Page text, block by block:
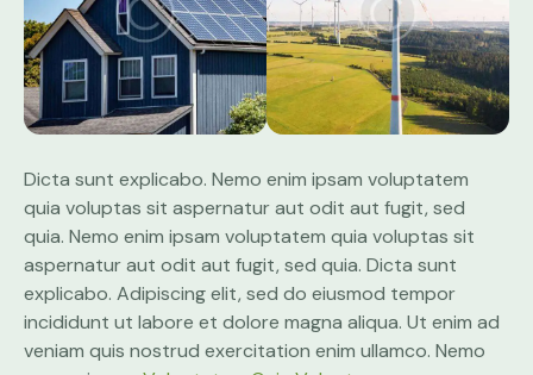
Dicta sunt explicabo. Nemo enim ipsam voluptatem
quia voluptas sit aspernatur aut odit aut fugit, sed
quia. Nemo enim ipsam voluptatem quia voluptas sit
aspernatur aut odit aut fugit, sed quia. Dicta sunt
explicabo. Adipiscing elit, sed do eiusmod tempor
incididunt ut labore et dolore magna aliqua. Ut enim ad
veniam quis nostrud exercitation enim ullamco. Nemo